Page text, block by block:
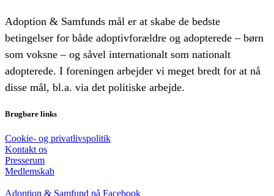
Adoption & Samfunds mål er at skabe de bedste
betingelser for både adoptivforældre og adopterede – børn
som voksne – og såvel internationalt som nationalt
adopterede. I foreningen arbejder vi meget bredt for at nå
disse mål, bl.a. via det politiske arbejde.
Brugbare links
Cookie- og privatlivspolitik
Kontakt os
Presserum
Medlemskab
Adoption & Samfund på Facebook